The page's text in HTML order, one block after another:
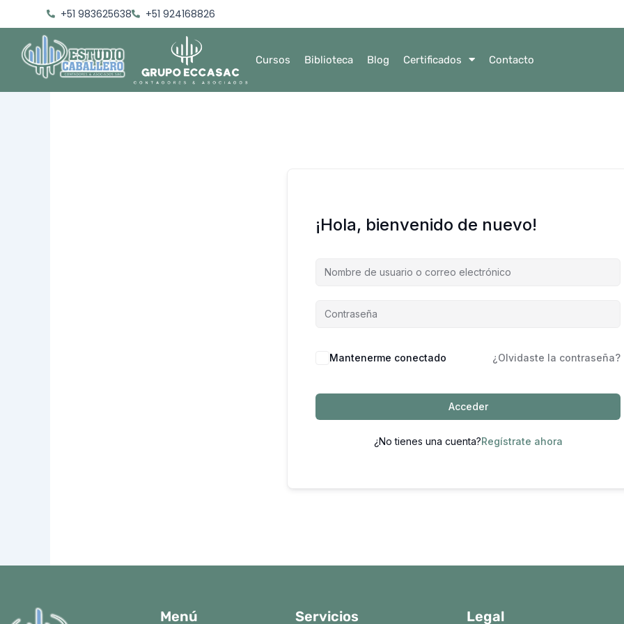
al
contenido
+51 983625638 +51 924168826
Cursos Biblioteca Blog Certificados Contacto
¡Hola, bienvenido de nuevo!
Mantenerme conectado ¿Olvidaste la contraseña?
Acceder
¿No tienes una cuenta?Regístrate ahora
Menú Servicios Legal